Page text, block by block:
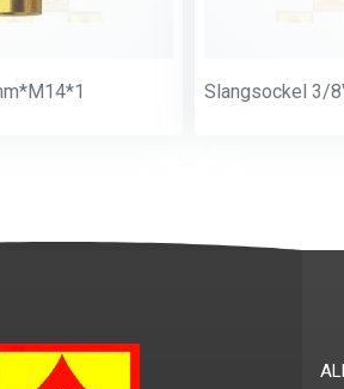
Slangsockel 3/